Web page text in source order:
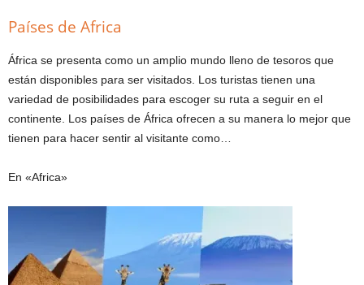
Países de Africa
África se presenta como un amplio mundo lleno de tesoros que
están disponibles para ser visitados. Los turistas tienen una
variedad de posibilidades para escoger su ruta a seguir en el
continente. Los países de África ofrecen a su manera lo mejor que
tienen para hacer sentir al visitante como…
En «Africa»